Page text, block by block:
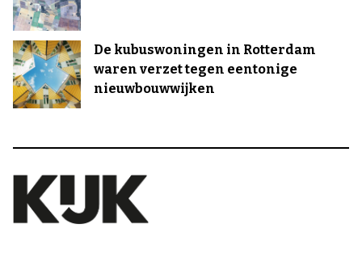
De kubuswoningen in Rotterdam
waren verzet tegen eentonige
nieuwbouwwijken